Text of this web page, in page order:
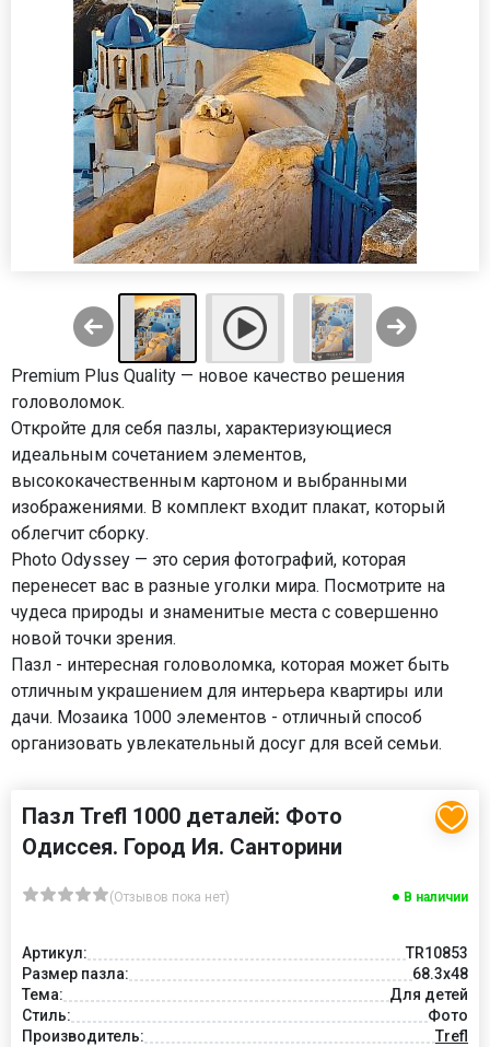
Premium Plus Quality — новое качество решения
головоломок.
Откройте для себя пазлы, характеризующиеся
идеальным сочетанием элементов,
высококачественным картоном и выбранными
изображениями. В комплект входит плакат, который
облегчит сборку.
Photo Odyssey — это серия фотографий, которая
перенесет вас в разные уголки мира. Посмотрите на
чудеса природы и знаменитые места с совершенно
новой точки зрения.
Пазл - интересная головоломка, которая может быть
отличным украшением для интерьера квартиры или
дачи. Мозаика 1000 элементов - отличный способ
организовать увлекательный досуг для всей семьи.
Пазл Trefl 1000 деталей: Фото
Одиссея. Город Ия. Санторини
(Отзывов пока нет) В наличии
Артикул:
TR10853
Размер пазла:
68.3x48
Тема:
Для детей
Стиль:
Фото
Производитель:
Trefl